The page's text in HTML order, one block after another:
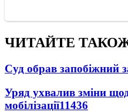
ЧИТАЙТЕ
Суд обрав запобіжний
Уряд ухвалив зміни
мобілізації11436